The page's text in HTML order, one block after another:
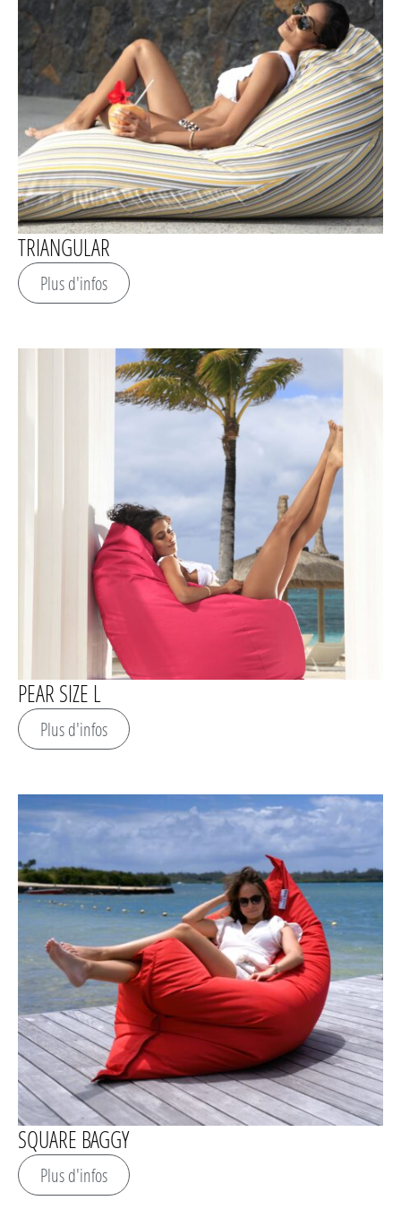
TRIANGULAR
Plus d'infos
PEAR SIZE L
Plus d'infos
SQUARE BAGGY
Plus d'infos